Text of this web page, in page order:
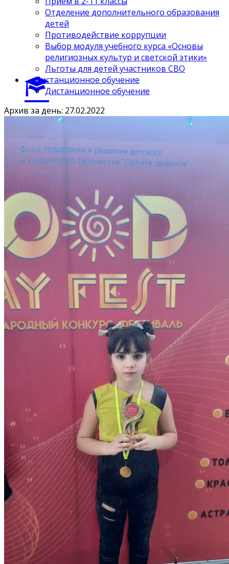
Отделение дополнительного образования
детей
Противодействие коррупции
Выбор модуля учебного курса «Основы
религиозных культур и светской этики»
Льготы для детей участников СВО
Дистанционное обучение
Дистанционное обучение
Архив за день: 27.02.2022